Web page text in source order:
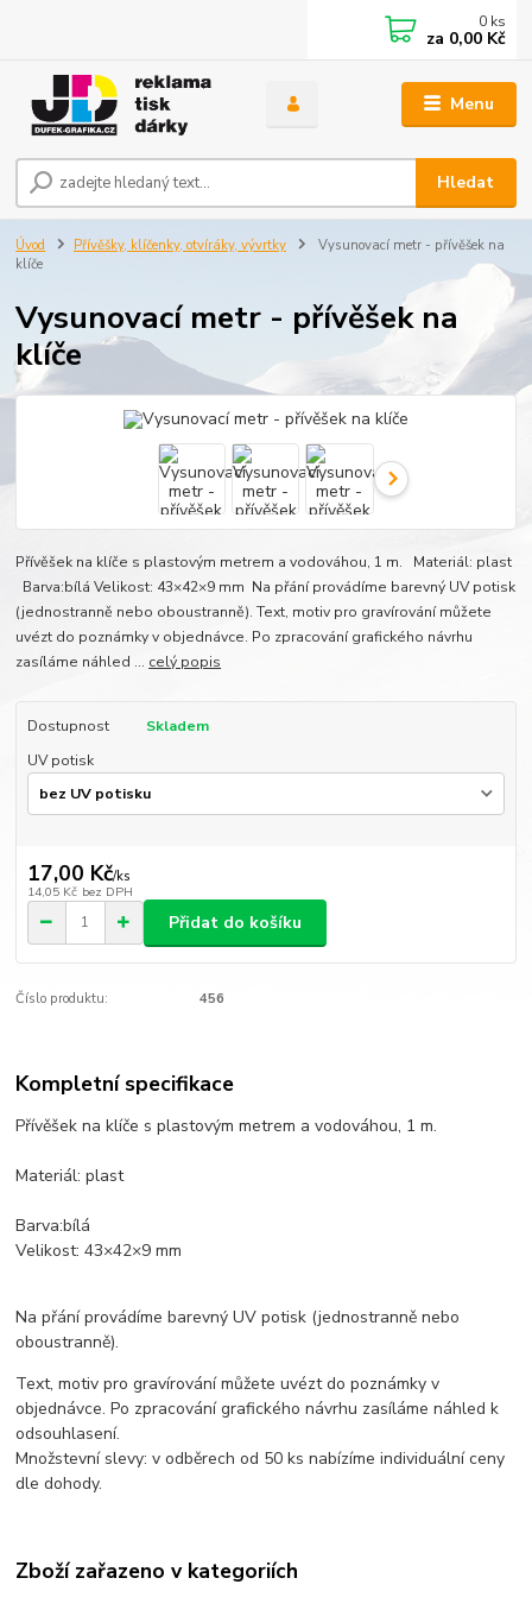
Menu
Hledat
0 ks
za 0,00 Kč
Úvod Přívěšky, klíčenky, otvíráky, vývrtky
Vysunovací metr - přívěšek na
klíče
Vysunovací metr - přívěšek na
klíče
Přívěšek na klíče s plastovým metrem a vodováhou, 1 m. Materiál: plast
Barva:bílá Velikost: 43×42×9 mm Na přání provádíme barevný UV potisk
(jednostranně nebo oboustranně). Text, motiv pro gravírování můžete
uvézt do poznámky v objednávce. Po zpracování grafického návrhu
zasíláme náhled ... celý popis
Dostupnost
Skladem
UV potisk
17,00 Kč/ks
14,05 Kč bez DPH
Přidat do košíku
Číslo produktu: 456
Kompletní specifikace
Přívěšek na klíče s plastovým metrem a vodováhou, 1 m.
Materiál: plast
Barva:bílá
Velikost: 43×42×9 mm
Na přání provádíme barevný UV potisk (jednostranně nebo
oboustranně).
Text, motiv pro gravírování můžete uvézt do poznámky v
objednávce. Po zpracování grafického návrhu zasíláme náhled k
odsouhlasení.
Množstevní slevy: v odběrech od 50 ks nabízíme individuální ceny
dle dohody.
Zboží zařazeno v kategoriích